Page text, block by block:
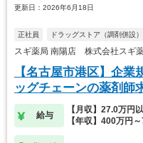
更新日：2026年6月18日
正社員 ドラッグストア（調剤併設）
スギ薬局 南陽店 株式会社スギ
【名古屋市港区】企
ッグチェーンの薬剤師
給与
【月収】27.0万円
【年収】400万円